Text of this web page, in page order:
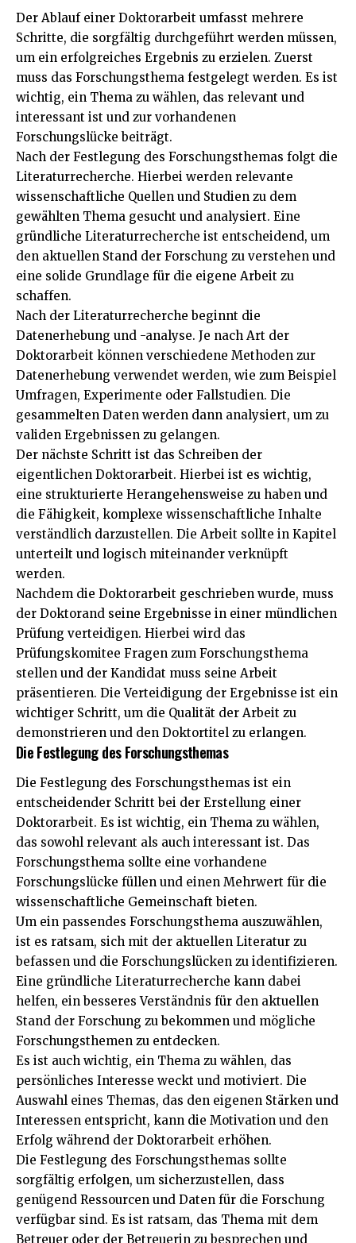
Der Ablauf einer Doktorarbeit umfasst mehrere
Schritte, die sorgfältig durchgeführt werden müssen,
um ein erfolgreiches Ergebnis zu erzielen. Zuerst
muss das Forschungsthema festgelegt werden. Es ist
wichtig, ein Thema zu wählen, das relevant und
interessant ist und zur vorhandenen
Forschungslücke beiträgt.
Nach der Festlegung des Forschungsthemas folgt die
Literaturrecherche. Hierbei werden relevante
wissenschaftliche Quellen und Studien zu dem
gewählten Thema gesucht und analysiert. Eine
gründliche Literaturrecherche ist entscheidend, um
den aktuellen Stand der Forschung zu verstehen und
eine solide Grundlage für die eigene Arbeit zu
schaffen.
Nach der Literaturrecherche beginnt die
Datenerhebung und -analyse. Je nach Art der
Doktorarbeit können verschiedene Methoden zur
Datenerhebung verwendet werden, wie zum Beispiel
Umfragen, Experimente oder Fallstudien. Die
gesammelten Daten werden dann analysiert, um zu
validen Ergebnissen zu gelangen.
Der nächste Schritt ist das Schreiben der
eigentlichen Doktorarbeit. Hierbei ist es wichtig,
eine strukturierte Herangehensweise zu haben und
die Fähigkeit, komplexe wissenschaftliche Inhalte
verständlich darzustellen. Die Arbeit sollte in Kapitel
unterteilt und logisch miteinander verknüpft
werden.
Nachdem die Doktorarbeit geschrieben wurde, muss
der Doktorand seine Ergebnisse in einer mündlichen
Prüfung verteidigen. Hierbei wird das
Prüfungskomitee Fragen zum Forschungsthema
stellen und der Kandidat muss seine Arbeit
präsentieren. Die Verteidigung der Ergebnisse ist ein
wichtiger Schritt, um die Qualität der Arbeit zu
demonstrieren und den Doktortitel zu erlangen.
Die Festlegung des Forschungsthemas
Die Festlegung des Forschungsthemas ist ein
entscheidender Schritt bei der Erstellung einer
Doktorarbeit. Es ist wichtig, ein Thema zu wählen,
das sowohl relevant als auch interessant ist. Das
Forschungsthema sollte eine vorhandene
Forschungslücke füllen und einen Mehrwert für die
wissenschaftliche Gemeinschaft bieten.
Um ein passendes Forschungsthema auszuwählen,
ist es ratsam, sich mit der aktuellen Literatur zu
befassen und die Forschungslücken zu identifizieren.
Eine gründliche Literaturrecherche kann dabei
helfen, ein besseres Verständnis für den aktuellen
Stand der Forschung zu bekommen und mögliche
Forschungsthemen zu entdecken.
Es ist auch wichtig, ein Thema zu wählen, das
persönliches Interesse weckt und motiviert. Die
Auswahl eines Themas, das den eigenen Stärken und
Interessen entspricht, kann die Motivation und den
Erfolg während der Doktorarbeit erhöhen.
Die Festlegung des Forschungsthemas sollte
sorgfältig erfolgen, um sicherzustellen, dass
genügend Ressourcen und Daten für die Forschung
verfügbar sind. Es ist ratsam, das Thema mit dem
Betreuer oder der Betreuerin zu besprechen und